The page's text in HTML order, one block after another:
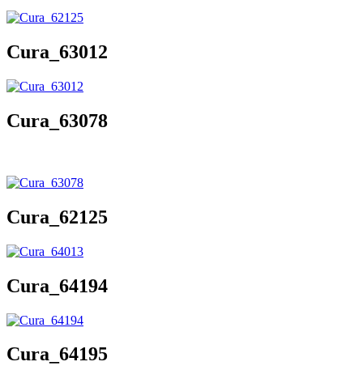
Cura_63012
Cura_63078
Cura_62125
Cura_64194
Cura_64195